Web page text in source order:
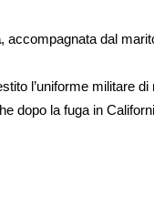
, accompagnata dal
l’uniforme militare
dopo la fuga in